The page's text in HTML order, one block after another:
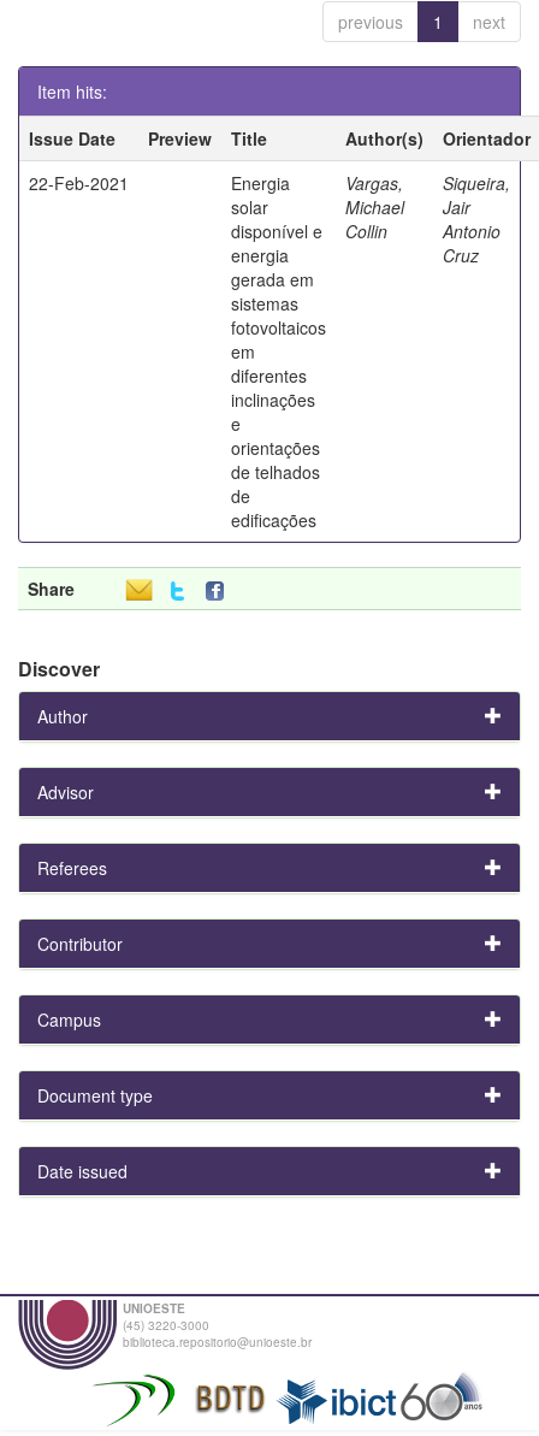
previous 1 next
Item hits:
Issue Date
Preview Title Author(s)
Orientador
22-Feb-2021
Energia
solar
disponível e
energia
gerada em
sistemas
fotovoltaicos
em
diferentes
inclinações
e
orientações
de telhados
de
edificações
Vargas,
Michael
Collin
Siqueira,
Jair
Antonio
Cruz
Share
Discover
Author
Advisor
Referees
Contributor
Campus
Document type
Date issued
UNIOESTE
(45) 3220-3000
biblioteca.repositorio@unioeste.br